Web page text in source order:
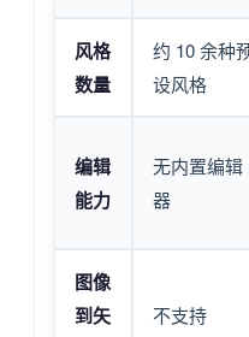
风格
数量
约 10 余种
设风格
编辑
能力
无内置编辑
器
图像
到矢
不支持